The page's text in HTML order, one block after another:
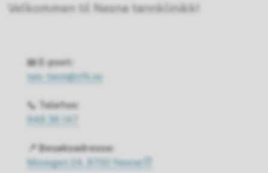
Velkommen til Nesna tannklinikk!
📧 E-post:
nes-tann@nfk.no
📞 Telefon:
948 36 147
📍 Besøksadresse:
Movegen 24, 8700 Nesna